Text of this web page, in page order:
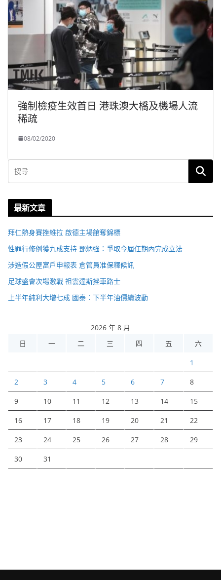
強制檢疫生效首日 港珠澳大橋及機場人流
稀疏
08/02/2020
最新文章
拜仁熱身賽挫維拉 啟德主場館奪錦標
性罪行修例獲九成支持 鄧炳強：爭取今屆任期內完成立法
涉造假公屋富戶申報表 倉管員准保釋候訊
足球盛會次場激戰 祖雲達斯挫車路士
上半年純利大增七成 國泰：下半年油價續波動
2026 年 8 月
日
一 二 三 四 五 六
1
2 3 4 5 6 7 8
9 10 11 12 13 14 15
16 17 18 19 20 21 22
23 24 25 26 27 28 29
30 31